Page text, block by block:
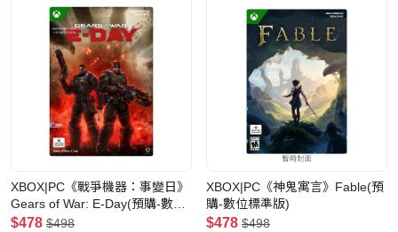
XBOX|PC《戰爭機器：事變日》
Gears of War: E-Day(預購-數位
標準版)
$478 $498
XBOX|PC《神鬼寓言》Fable(預
購-數位標準版)
$478 $498